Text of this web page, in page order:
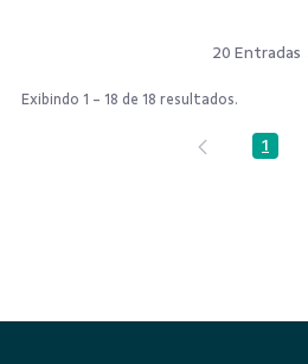
20 Entradas
Exibindo 1 - 18 de 18 resultados.
Página
1